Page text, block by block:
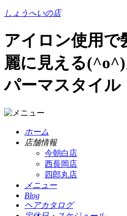
しょうへいの店
アイロン使用で
麗に見える
パーマスタイル
ホーム
店舗情報
今朝白店
西長岡店
四郎丸店
メニュー
Blog
ヘアカタログ